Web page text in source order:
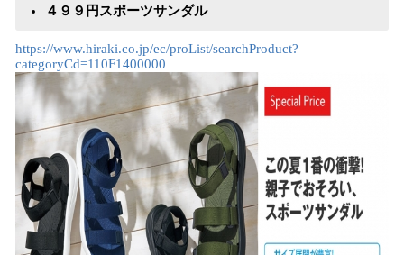
４９９円スポーツサンダル
https://www.hiraki.co.jp/ec/proList/searchProduct?
categoryCd=110F1400000